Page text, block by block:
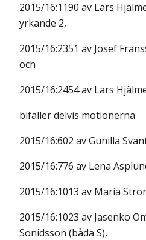
2015/16:1190 av Lars
yrkande 2,
2015/16:2351 av Josef
och
2015/16:2454 av Lars
bifaller delvis motionerna
2015/16:602 av Gunilla
2015/16:776 av Lena
2015/16:1013 av Maria
2015/16:1023 av Jasenko
Sonidsson (båda S),